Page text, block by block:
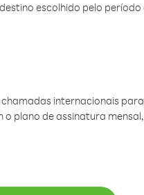
escolhido pelo
internacionais
plano de assinatura